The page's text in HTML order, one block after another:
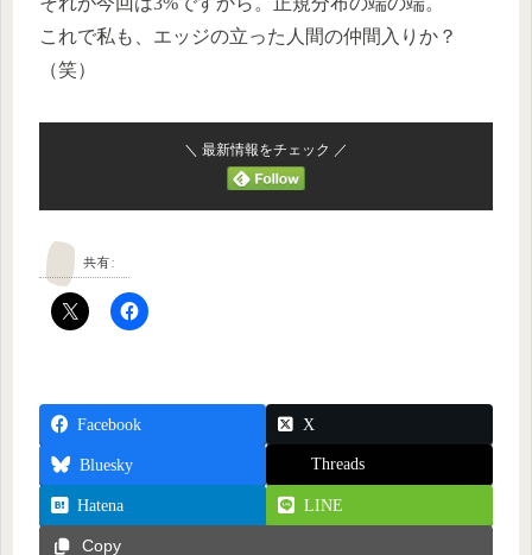
これで私も、エッジの立った人間の仲間入りか？
（笑）
＼ 最新情報をチェック ／
共有:
Facebook X
Bluesky Threads
Hatena LINE
Copy